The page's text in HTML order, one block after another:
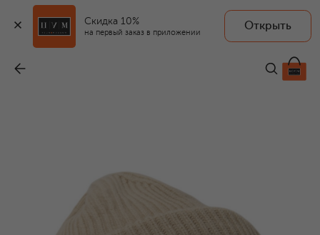
Скидка 10%
на первый заказ в приложении
Открыть
32 450 ₽